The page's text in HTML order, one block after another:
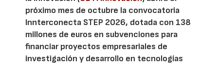
próximo mes de octubre la convocatoria
Innterconecta STEP 2026, dotada con 138
millones de euros en subvenciones para
financiar proyectos empresariales de
investigación y desarrollo en tecnologías